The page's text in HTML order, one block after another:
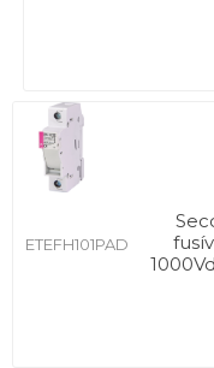
ETEFH101PAD